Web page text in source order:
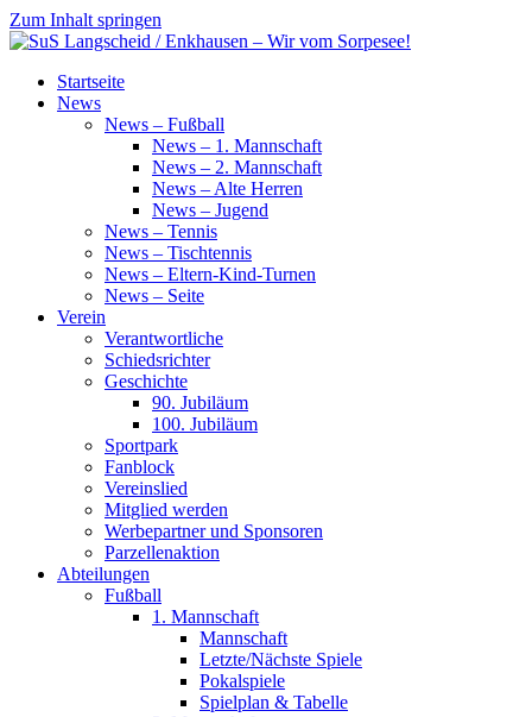
Zum Inhalt springen
SuS
Langscheid
Startseite
News
News – Fußball
News – 1. Mannschaft
News – 2. Mannschaft
News – Alte Herren
News – Jugend
News – Tennis
News – Tischtennis
News – Eltern-Kind-Turnen
News – Seite
Verein
Verantwortliche
Schiedsrichter
Geschichte
90. Jubiläum
100. Jubiläum
Sportpark
Fanblock
Vereinslied
Mitglied werden
Werbepartner und Sponsoren
Parzellenaktion
Abteilungen
Fußball
1. Mannschaft
Mannschaft
Letzte/Nächste Spiele
Pokalspiele
Spielplan & Tabelle